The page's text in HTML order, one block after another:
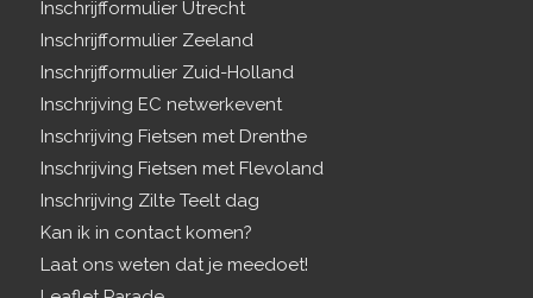
Inschrijfformulier Utrecht
Inschrijfformulier Zeeland
Inschrijfformulier Zuid-Holland
Inschrijving EC netwerkevent
Inschrijving Fietsen met Drenthe
Inschrijving Fietsen met Flevoland
Inschrijving Zilte Teelt dag
Kan ik in contact komen?
Laat ons weten dat je meedoet!